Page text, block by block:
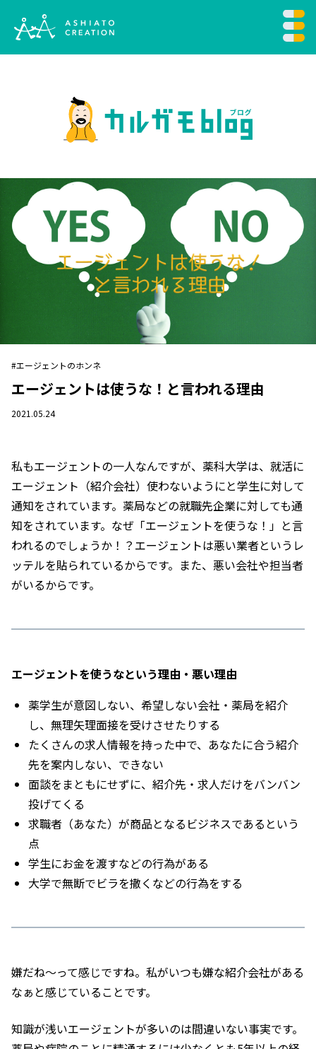
#エージェントのホンネ
エージェントは使うな！と言われる理由
2021.05.24
私もエージェントの一人なんですが、薬科大学は、就活に
エージェント（紹介会社）使わないようにと学生に対して
通知をされています。薬局などの就職先企業に対しても通
知をされています。なぜ「エージェントを使うな！」と言
われるのでしょうか！？エージェントは悪い業者というレ
ッテルを貼られているからです。また、悪い会社や担当者
がいるからです。
エージェントを使うなという理由・悪い理由
薬学生が意図しない、希望しない会社・薬局を紹介
し、無理矢理面接を受けさせたりする
たくさんの求人情報を持った中で、あなたに合う紹介
先を案内しない、できない
面談をまともにせずに、紹介先・求人だけをバンバン
投げてくる
求職者（あなた）が商品となるビジネスであるという
点
学生にお金を渡すなどの行為がある
大学で無断でビラを撒くなどの行為をする
嫌だね〜って感じですね。私がいつも嫌な紹介会社がある
なぁと感じていることです。
知識が浅いエージェントが多いのは間違いない事実です。